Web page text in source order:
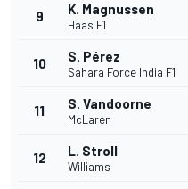
9 K. Magnussen
Haas F1
10 S. Pérez
Sahara Force India F1
11 S. Vandoorne
McLaren
12 L. Stroll
Williams